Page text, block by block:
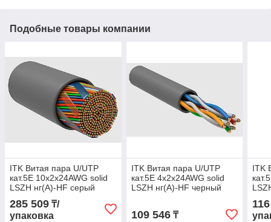
Подобные товары компании
ITK Витая пара U/UTP
кат.5E 10х2х24AWG solid
LSZH нг(А)-HF серый
285 509 ₸/
упаковка
ITK Витая пара U/UTP
кат.5E 4х2х24AWG solid
LSZH нг(А)-HF черный
109 546₸
ITK